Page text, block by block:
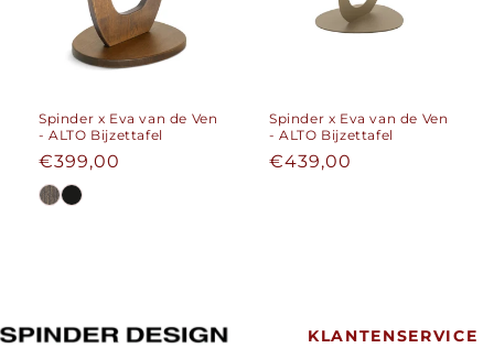
Spinder x Eva van de Ven
- ALTO Bijzettafel
Normale
prijs
€399,00
Spinder x Eva van de Ven
- ALTO Bijzettafel
Normale
€439,00
KLANTENSERVICE